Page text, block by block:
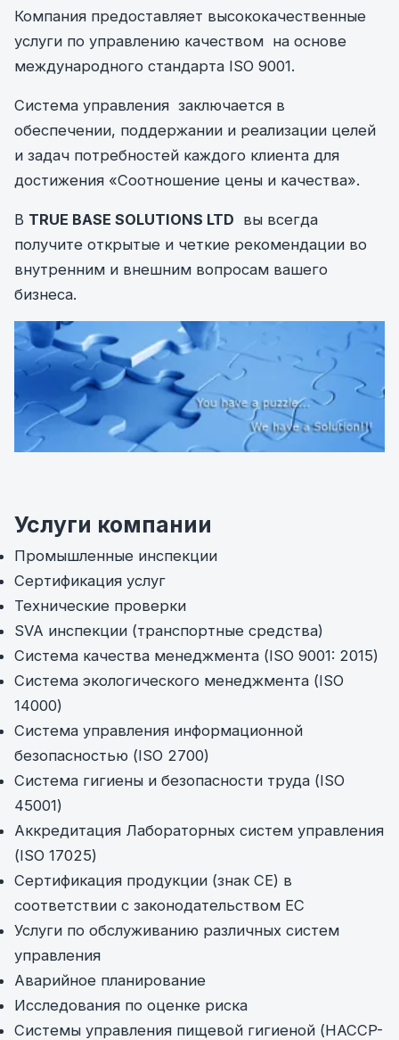
Компания предоставляет высококачественные
услуги по управлению качеством на основе
международного стандарта ISO 9001.
Система управления заключается в
обеспечении, поддержании и реализации целей
и задач потребностей каждого клиента для
достижения «Соотношение цены и качества».
В TRUE BASE SOLUTIONS LTD вы всегда
получите открытые и четкие рекомендации во
внутренним и внешним вопросам вашего
бизнеса.
Услуги компании
Промышленные инспекции
Сертификация услуг
Технические проверки
SVA инспекции (транспортные средства)
Система качества менеджмента (ISO 9001: 2015)
Система экологического менеджмента (ISO
14000)
Система управления информационной
безопасностью (ISO 2700)
Система гигиены и безопасности труда (ISO
45001)
Аккредитация Лабораторных систем управления
(ISO 17025)
Сертификация продукции (знак CE) в
соответствии с законодательством ЕС
Услуги по обслуживанию различных систем
управления
Аварийное планирование
Исследования по оценке риска
Системы управления пищевой гигиеной (HACCP-